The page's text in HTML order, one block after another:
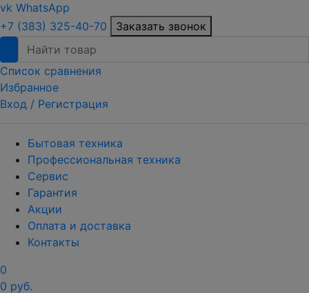
vk WhatsApp
+7 (383) 325-40-70
Заказать звонок
Список сравнения
Избранное
Вход / Регистрация
Бытовая техника
Профессиональная техника
Сервис
Гарантия
Акции
Оплата и доставка
Контакты
0
0 руб.